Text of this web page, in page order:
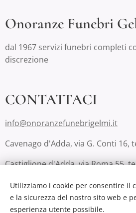
Onoranze Funebri
dal 1967 servizi funebri completi
discrezione
CONTATTACI
info@onoranzefunebrigelmi.it
Cavenago d'Adda, via G. Conti 16,
Castiglione d'Adda, via Roma 55,
Lodi, via San Fereolo 9, tel.
Luce Eterna)
Utilizziamo i cookie per consentire il
e la sicurezza del nostro sito web e
esperienza utente possibile.